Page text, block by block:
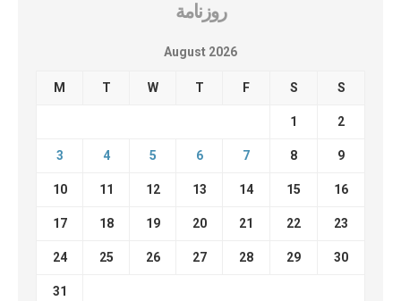
روزنامة
August 2026
M T W T F S S
1 2
3 4 5 6 7 8 9
10 11 12 13 14 15 16
17 18 19 20 21 22 23
24 25 26 27 28 29 30
31